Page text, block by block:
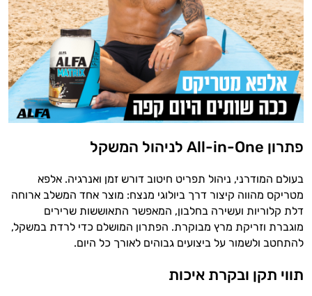
פתרון All-in-One לניהול המשקל
בעולם המודרני, ניהול תפריט חיטוב דורש זמן ואנרגיה. אלפא
מטריקס מהווה קיצור דרך ביולוגי מנצח: מוצר אחד המשלב ארוחה
דלת קלוריות ועשירה בחלבון, המאפשר התאוששות שרירים
מוגברת וזריקת מרץ מבוקרת. הפתרון המושלם כדי לרדת במשקל,
להתחטב ולשמור על ביצועים גבוהים לאורך כל היום.
תווי תקן ובקרת איכות